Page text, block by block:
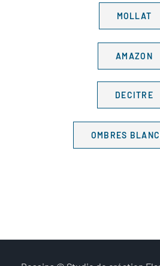
MOLLAT
AMAZON
DECITRE
OMBRES